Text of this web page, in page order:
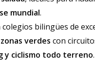
mundial.
colegios bilingües de
verdes con
y ciclismo todo terreno.